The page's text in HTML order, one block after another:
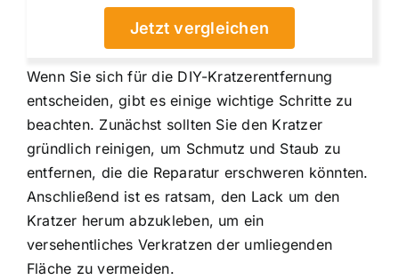
Jetzt vergleichen
Wenn Sie sich für die DIY-Kratzerentfernung
entscheiden, gibt es einige wichtige Schritte zu
beachten. Zunächst sollten Sie den Kratzer
gründlich reinigen, um Schmutz und Staub zu
entfernen, die die Reparatur erschweren könnten.
Anschließend ist es ratsam, den Lack um den
Kratzer herum abzukleben, um ein
versehentliches Verkratzen der umliegenden
Fläche zu vermeiden.